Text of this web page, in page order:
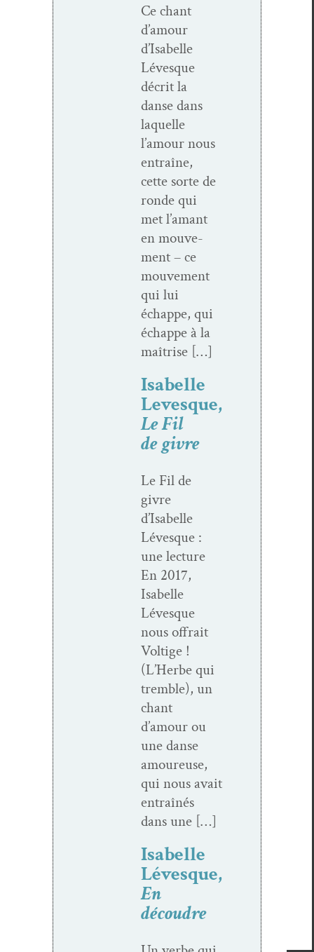
Ce chant
d’amour
d’Isabelle
Lévesque
décrit la
danse dans
laque­lle
l’amour nous
entraîne,
cette sorte de
ronde qui
met l’amant
en mou­ve­
ment – ce
mou­ve­ment
qui lui
échappe, qui
échappe à la
maîtrise […]
Isabelle
Levesque,
Le Fil
de givre
Le Fil de
givre
d’Isabelle
Lévesque :
une lec­ture
En 2017,
Isabelle
Lévesque
nous offrait
Voltige !
(L’Herbe qui
trem­ble), un
chant
d’amour ou
une danse
amoureuse,
qui nous avait
entraînés
dans une […]
Isabelle
Lévesque,
En
découdre